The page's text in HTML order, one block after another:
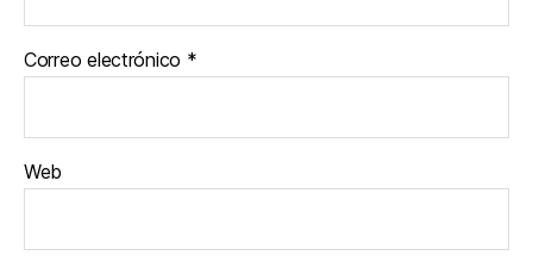
Correo electrónico *
Web